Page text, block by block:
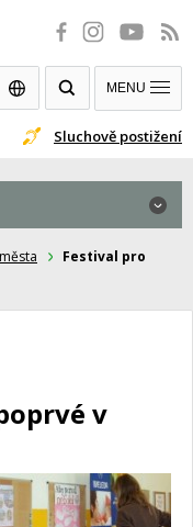
Sluchově postižení
MENU
Festival pro
v